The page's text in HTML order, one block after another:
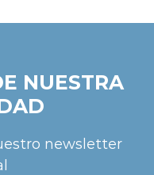
NUESTRA
newsletter